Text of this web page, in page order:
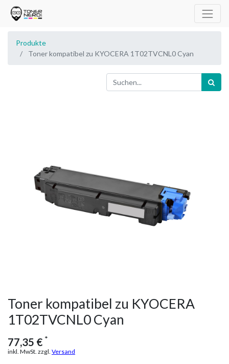
Produkte
Toner kompatibel zu KYOCERA 1T02TVCNL0 Cyan
Toner kompatibel zu KYOCERA
1T02TVCNL0 Cyan
77,35 € *
inkl. MwSt. zzgl. Versand